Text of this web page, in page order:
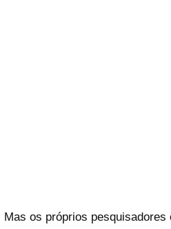
Mas os próprios